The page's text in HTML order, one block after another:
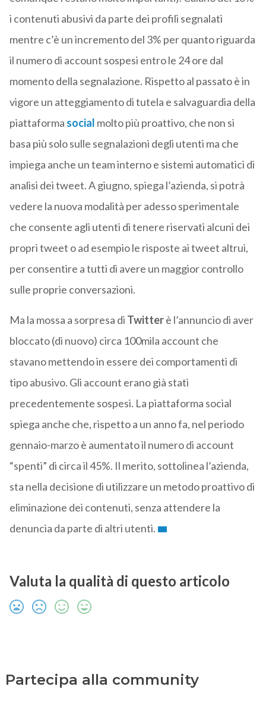
i contenuti abusivi da parte dei profili segnalati
mentre c’è un incremento del 3% per quanto riguarda
il numero di account sospesi entro le 24 ore dal
momento della segnalazione. Rispetto al passato è in
vigore un atteggiamento di tutela e salvaguardia della
piattaforma social molto più proattivo, che non si
basa più solo sulle segnalazioni degli utenti ma che
impiega anche un team interno e sistemi automatici di
analisi dei tweet. A giugno, spiega l’azienda, si potrà
vedere la nuova modalità per adesso sperimentale
che consente agli utenti di tenere riservati alcuni dei
propri tweet o ad esempio le risposte ai tweet altrui,
per consentire a tutti di avere un maggior controllo
sulle proprie conversazioni.
Ma la mossa a sorpresa di Twitterè l’annuncio di aver
bloccato (di nuovo) circa 100mila account che
stavano mettendo in essere dei comportamenti di
tipo abusivo. Gli account erano già stati
precedentemente sospesi. La piattaforma social
spiega anche che, rispetto a un anno fa, nel periodo
gennaio-marzo è aumentato il numero di account
“spenti” di circa il 45%. Il merito, sottolinea l’azienda,
sta nella decisione di utilizzare un metodo proattivo di
eliminazione dei contenuti, senza attendere la
denuncia da parte di altri utenti.
Valuta la qualità di questo articolo
Partecipa alla community